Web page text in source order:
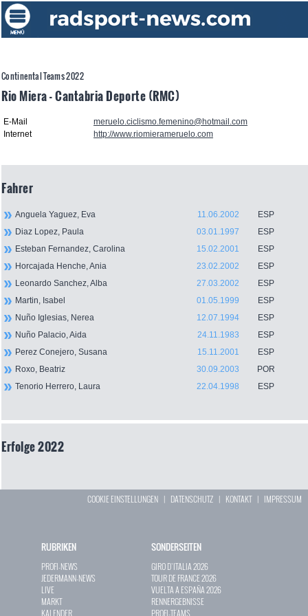
Continental Teams 2022
Rio Miera - Cantabria Deporte (RMC)
E-Mail
meruelo.ciclismo.femenino@hotmail.com
Internet
http://www.riomierameruelo.com
Fahrer
Anguela Yaguez, Eva 11.06.2002
ESP
Diaz Lopez, Paula
03.01.1997
ESP
Esteban Fernandez, Carolina
15.02.2001
ESP
Horcajada Henche, Ania
23.02.2002
ESP
Leonardo Sanchez, Alba
27.03.2002
ESP
Martin, Isabel
01.05.1999
ESP
Nuño Iglesias, Nerea
12.07.1994
ESP
Nuño Palacio, Aida
24.11.1983
ESP
Perez Conejero, Susana
15.11.2001
ESP
Roxo, Beatriz
30.09.2003
POR
Tenorio Herrero, Laura
22.04.1998 ESP
Erfolge 2022
COOKIE EINSTELLUNGEN | DATENSCHUTZ | KONTAKT| IMPRESSUM
RUBRIKEN
PROFI-NEWS
JEDERMANN-NEWS
LIVE
MARKT
KALENDER
SONDERSEITEN
GIRO D`ITALIA 2026
TOUR DE FRANCE 2026
VUELTA A ESPAÑA 2026
RENNERGEBNISSE
PROFI-TEAMS